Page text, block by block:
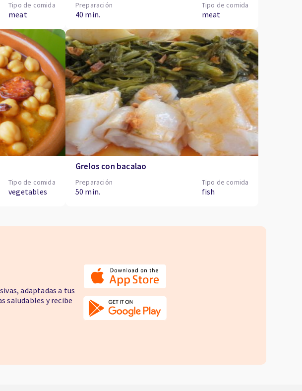
Tipo de comida
meat
Preparación
40 min.
Tipo de comida
meat
Tipo de comida
vegetables
Grelos con bacalao
Preparación
50 min.
Tipo de comida
fish
adaptadas a tus
saludables y recibe